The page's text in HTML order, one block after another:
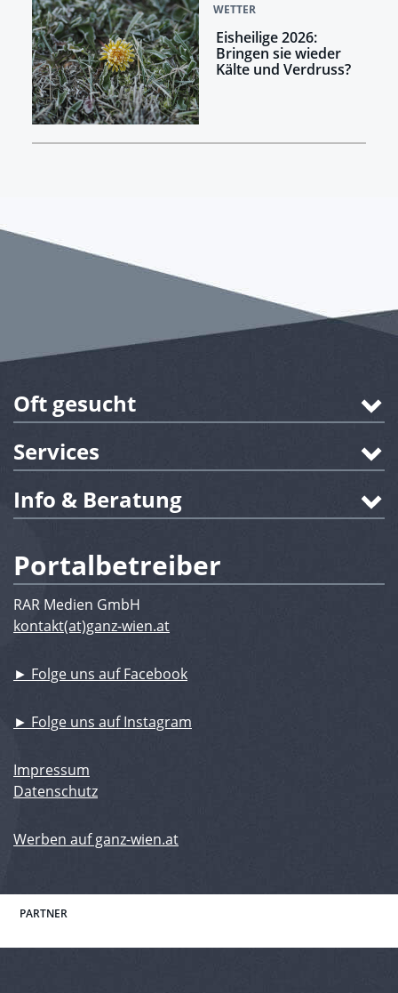
WETTER
Eisheilige 2026:
Bringen sie wieder
Kälte und Verdruss?
Oft gesucht
Services
Info & Beratung
Portalbetreiber
RAR Medien GmbH
kontakt(at)ganz-wien.at
► Folge uns auf Facebook
► Folge uns auf Instagram
Impressum
Datenschutz
Werben auf ganz-wien.at
PARTNER